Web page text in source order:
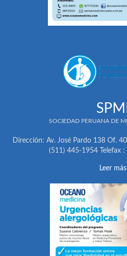
SPMI
SOCIEDAD PERUANA DE
Dirección: Av. José Pardo 138 Of.
(511) 445-1954 Telefax
Leer más